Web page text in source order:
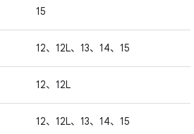
15
12、12L、13、14、15
12、12L
12、12L、13、14、15